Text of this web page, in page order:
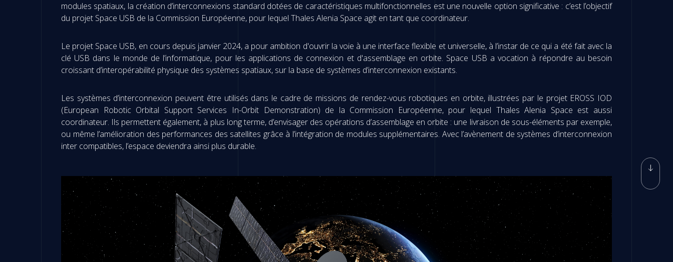
modules spatiaux, la création d’interconnexions standard dotées de caractéristiques multifonctionnelles est une nouvelle option significative : c’est l’objectif
du projet Space USB de la Commission Européenne, pour lequel Thales Alenia Space agit en tant que coordinateur.
Le projet Space USB, en cours depuis janvier 2024, a pour ambition d'ouvrir la voie à une interface flexible et universelle, à l’instar de ce qui a été fait avec la
clé USB dans le monde de l’informatique, pour les applications de connexion et d'assemblage en orbite. Space USB a vocation à répondre au besoin
croissant d’interopérabilité physique des systèmes spatiaux, sur la base de systèmes d’interconnexion existants.
Les systèmes d’interconnexion peuvent être utilisés dans le cadre de missions de rendez-vous robotiques en orbite, illustrées par le projet EROSS IOD
(European Robotic Orbital Support Services In-Orbit Demonstration) de la Commission Européenne, pour lequel Thales Alenia Space est aussi
coordinateur. Ils permettent également, à plus long terme, d’envisager des opérations d’assemblage en orbite : une livraison de sous-éléments par exemple,
ou même l’amélioration des performances des satellites grâce à l’intégration de modules supplémentaires. Avec l’avènement de systèmes d’interconnexion
inter compatibles, l’espace deviendra ainsi plus durable.